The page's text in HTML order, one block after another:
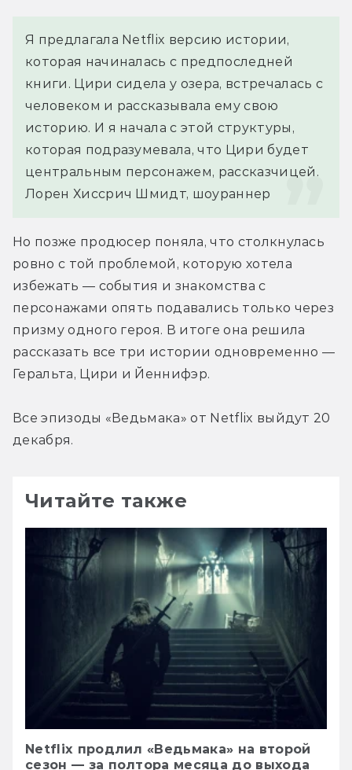
Я предлагала Netflix версию истории,
которая начиналась с предпоследней
книги. Цири сидела у озера, встречалась с
человеком и рассказывала ему свою
историю. И я начала с этой структуры,
которая подразумевала, что Цири будет
центральным персонажем, рассказчицей.
Лорен Хиссрич Шмидт, шоураннер
Но позже продюсер поняла, что столкнулась
ровно с той проблемой, которую хотела
избежать — события и знакомства с
персонажами опять подавались только через
призму одного героя. В итоге она решила
рассказать все три истории одновременно —
Геральта, Цири и Йеннифэр.
Все эпизоды «Ведьмака» от Netflix выйдут 20
декабря.
Читайте также
Netflix продлил «Ведьмака» на второй
сезон — за полтора месяца до выхода